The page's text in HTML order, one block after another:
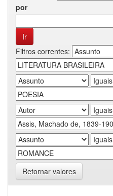
por
Filtros correntes:
Retornar valores